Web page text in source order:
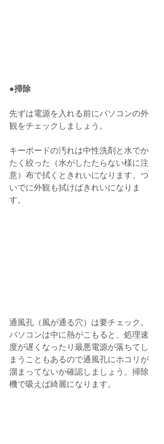
●掃除
先ずは電源を入れる前にパソコンの外
観をチェックしましょう。
キーボードの汚れは中性洗剤と水でか
たく絞った（水がしたたらない様に注
意）布で拭くときれいになります。つ
いでに外観も拭けばきれいになりま
す。
通風孔（風が通る穴）は要チェック。
パソコンは中に熱がこもると、処理速
度が遅くなったり最悪電源が落ちてし
まうこともあるので通風孔にホコリが
溜まってないか確認しましょう。掃除
機で吸えば綺麗になります。